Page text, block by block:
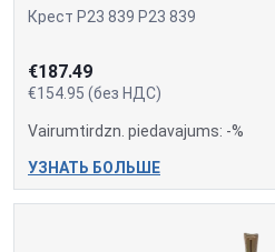
Крест P23 839 P23 839
€187.49
€154.95 (без НДС)
Vairumtirdzn. piedavajums: -%
УЗНАТЬ БОЛЬШЕ